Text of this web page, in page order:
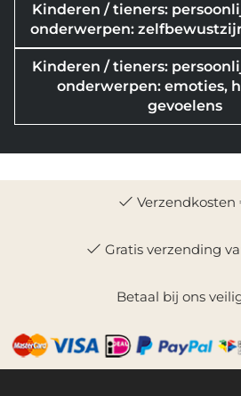
Kinderen / tieners:
onderwerpen:
Kinderen / tieners:
onderwerpen: emoties,
gevoelens
Verzendkosten
Gratis verzending
Betaal bij ons